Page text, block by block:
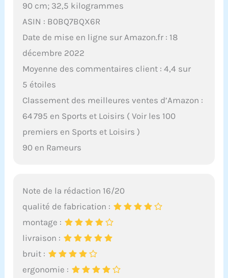
90 cm; 32,5 kilogrammes
ASIN : B0BQ7BQX6R
Date de mise en ligne sur Amazon.fr : 18
décembre 2022
Moyenne des commentaires client : 4,4 sur
5 étoiles
Classement des meilleures ventes d’Amazon :
64 795 en Sports et Loisirs ( Voir les 100
premiers en Sports et Loisirs )
90 en Rameurs
Note de la rédaction 16/20
qualité de fabrication :
montage :
livraison :
bruit :
ergonomie :